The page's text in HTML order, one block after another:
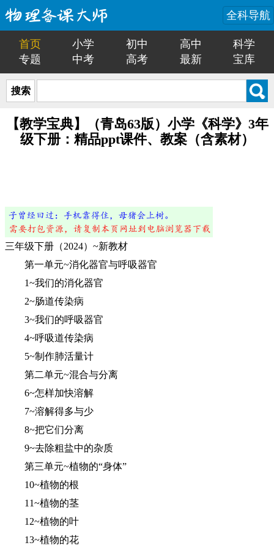
全科导航
首页 小学 初中 高中
科学
专题
中考 高考 最新 宝库
搜索
【教学宝典】（青岛63版）小学《科学》3年
级下册：精品ppt课件、教案（含素材）
三年级下册（2024）~新教材
第一单元~消化器官与呼吸器官
1~我们的消化器官
2~肠道传染病
3~我们的呼吸器官
4~呼吸道传染病
5~制作肺活量计
第二单元~混合与分离
6~怎样加快溶解
7~溶解得多与少
8~把它们分离
9~去除粗盐中的杂质
第三单元~植物的“身体”
10~植物的根
11~植物的茎
12~植物的叶
13~植物的花